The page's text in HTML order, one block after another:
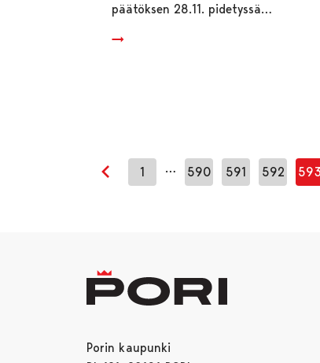
päätöksen 28.11. pidetyssä…
Edellinen sivu
1 … 590 591 592 593
Porin kaupunki